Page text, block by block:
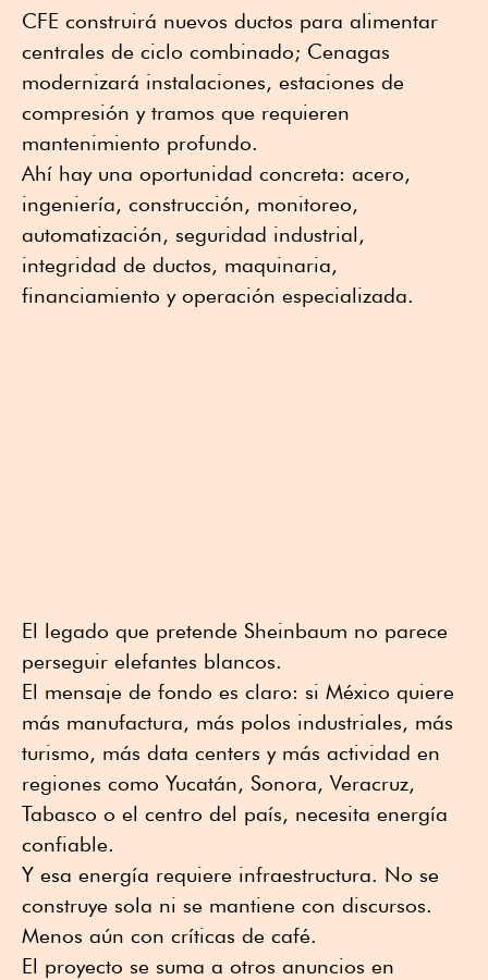
CFE construirá nuevos ductos para alimentar
centrales de ciclo combinado; Cenagas
modernizará instalaciones, estaciones de
compresión y tramos que requieren
mantenimiento profundo.
Ahí hay una oportunidad concreta: acero,
ingeniería, construcción, monitoreo,
automatización, seguridad industrial,
integridad de ductos, maquinaria,
financiamiento y operación especializada.
El legado que pretende Sheinbaum no parece
perseguir elefantes blancos.
El mensaje de fondo es claro: si México quiere
más manufactura, más polos industriales, más
turismo, más data centers y más actividad en
regiones como Yucatán, Sonora, Veracruz,
Tabasco o el centro del país, necesita energía
confiable.
Y esa energía requiere infraestructura. No se
construye sola ni se mantiene con discursos.
Menos aún con críticas de café.
El proyecto se suma a otros anuncios en